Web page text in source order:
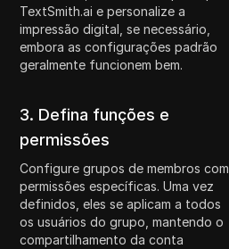
TextSmith.ai e personalize a
impressão digital, se necessário,
embora as configurações padrão
geralmente funcionem bem.
3. Defina funções e
permissões
Configure grupos de membros com
permissões específicas. Uma vez
definidos, eles se aplicam a todos
os usuários do grupo, mantendo o
compartilhamento da conta